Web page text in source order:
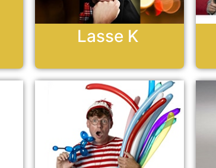
Lasse K